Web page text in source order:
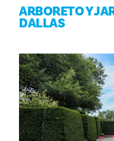
ARBORETO Y
DALLAS